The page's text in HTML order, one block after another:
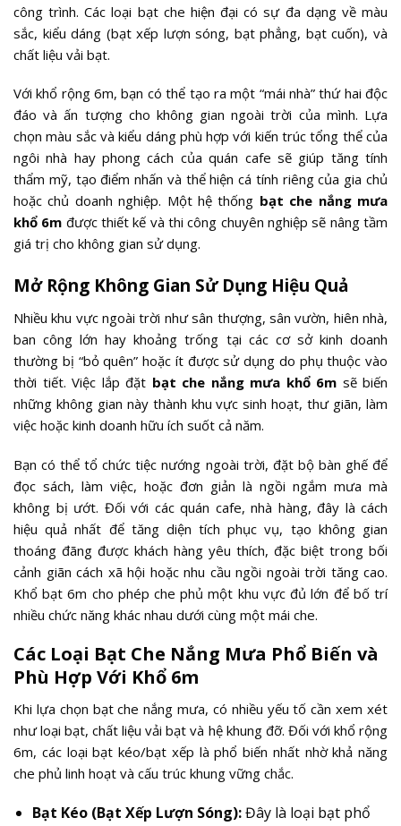
công trình. Các loại bạt che hiện đại có sự đa dạng về màu
sắc, kiểu dáng (bạt xếp lượn sóng, bạt phẳng, bạt cuốn), và
chất liệu vải bạt.
Với khổ rộng 6m, bạn có thể tạo ra một “mái nhà” thứ hai độc
đáo và ấn tượng cho không gian ngoài trời của mình. Lựa
chọn màu sắc và kiểu dáng phù hợp với kiến trúc tổng thể của
ngôi nhà hay phong cách của quán cafe sẽ giúp tăng tính
thẩm mỹ, tạo điểm nhấn và thể hiện cá tính riêng của gia chủ
hoặc chủ doanh nghiệp. Một hệ thống bạt che nắng mưa
khổ 6m được thiết kế và thi công chuyên nghiệp sẽ nâng tầm
giá trị cho không gian sử dụng.
Mở Rộng Không Gian Sử Dụng Hiệu Quả
Nhiều khu vực ngoài trời như sân thượng, sân vườn, hiên nhà,
ban công lớn hay khoảng trống tại các cơ sở kinh doanh
thường bị “bỏ quên” hoặc ít được sử dụng do phụ thuộc vào
thời tiết. Việc lắp đặt bạt che nắng mưa khổ 6m sẽ biến
những không gian này thành khu vực sinh hoạt, thư giãn, làm
việc hoặc kinh doanh hữu ích suốt cả năm.
Bạn có thể tổ chức tiệc nướng ngoài trời, đặt bộ bàn ghế để
đọc sách, làm việc, hoặc đơn giản là ngồi ngắm mưa mà
không bị ướt. Đối với các quán cafe, nhà hàng, đây là cách
hiệu quả nhất để tăng diện tích phục vụ, tạo không gian
thoáng đãng được khách hàng yêu thích, đặc biệt trong bối
cảnh giãn cách xã hội hoặc nhu cầu ngồi ngoài trời tăng cao.
Khổ bạt 6m cho phép che phủ một khu vực đủ lớn để bố trí
nhiều chức năng khác nhau dưới cùng một mái che.
Các Loại Bạt Che Nắng Mưa Phổ Biến và
Phù Hợp Với Khổ 6m
Khi lựa chọn bạt che nắng mưa, có nhiều yếu tố cần xem xét
như loại bạt, chất liệu vải bạt và hệ khung đỡ. Đối với khổ rộng
6m, các loại bạt kéo/bạt xếp là phổ biến nhất nhờ khả năng
che phủ linh hoạt và cấu trúc khung vững chắc.
Bạt Kéo (Bạt Xếp Lượn Sóng):Đây là loại bạt phổ